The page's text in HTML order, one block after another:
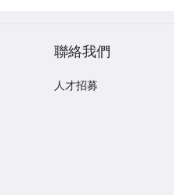
聯絡我們
人才招募